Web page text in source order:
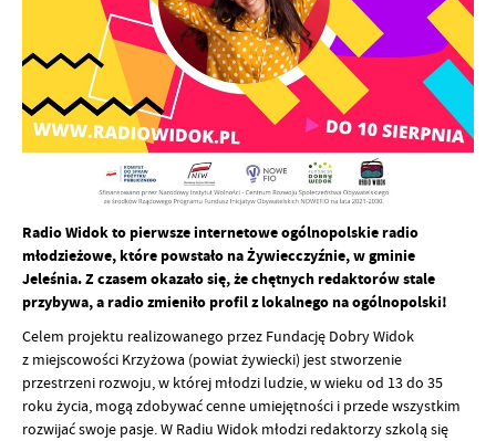
Radio Widok to pierwsze internetowe ogólnopolskie radio
młodzieżowe, które powstało na Żywiecczyźnie, w gminie
Jeleśnia. Z czasem okazało się, że chętnych redaktorów stale
przybywa, a radio zmieniło profil z lokalnego na ogólnopolski!
Celem projektu realizowanego przez Fundację Dobry Widok
z miejscowości Krzyżowa (powiat żywiecki) jest stworzenie
przestrzeni rozwoju, w której młodzi ludzie, w wieku od 13 do 35
roku życia, mogą zdobywać cenne umiejętności i przede wszystkim
rozwijać swoje pasje. W Radiu Widok młodzi redaktorzy szkolą się